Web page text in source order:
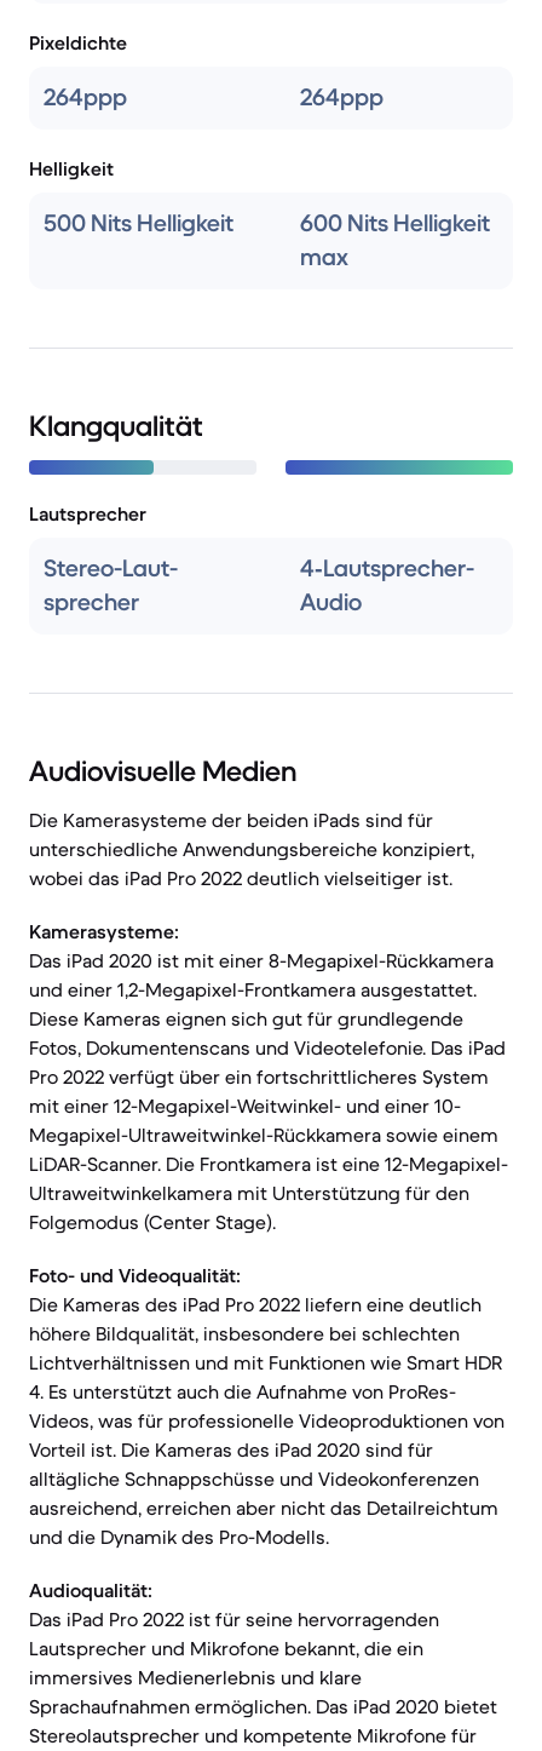
Pixeldichte
264ppp 264ppp
Helligkeit
500 Nits Helligkeit
600 Nits Helligkeit
max
Klangqualität
Lautsprecher
Stereo-Laut­
sprecher
4‑Lautsprecher-
Audio
Audiovisuelle Medien
Die Kamerasysteme der beiden iPads sind für
unterschiedliche Anwendungsbereiche konzipiert,
wobei das iPad Pro 2022 deutlich vielseitiger ist.
Kamerasysteme:
Das iPad 2020 ist mit einer 8-Megapixel-Rückkamera
und einer 1,2-Megapixel-Frontkamera ausgestattet.
Diese Kameras eignen sich gut für grundlegende
Fotos, Dokumentenscans und Videotelefonie. Das iPad
Pro 2022 verfügt über ein fortschrittlicheres System
mit einer 12-Megapixel-Weitwinkel- und einer 10-
Megapixel-Ultraweitwinkel-Rückkamera sowie einem
LiDAR-Scanner. Die Frontkamera ist eine 12-Megapixel-
Ultraweitwinkelkamera mit Unterstützung für den
Folgemodus (Center Stage).
Foto- und Videoqualität:
Die Kameras des iPad Pro 2022 liefern eine deutlich
höhere Bildqualität, insbesondere bei schlechten
Lichtverhältnissen und mit Funktionen wie Smart HDR
4. Es unterstützt auch die Aufnahme von ProRes-
Videos, was für professionelle Videoproduktionen von
Vorteil ist. Die Kameras des iPad 2020 sind für
alltägliche Schnappschüsse und Videokonferenzen
ausreichend, erreichen aber nicht das Detailreichtum
und die Dynamik des Pro-Modells.
Audioqualität:
Das iPad Pro 2022 ist für seine hervorragenden
Lautsprecher und Mikrofone bekannt, die ein
immersives Medienerlebnis und klare
Sprachaufnahmen ermöglichen. Das iPad 2020 bietet
Stereolautsprecher und kompetente Mikrofone für